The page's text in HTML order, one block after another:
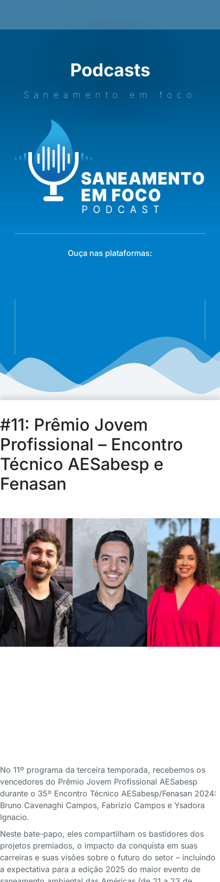
Podcasts
Saneamento em foco
Ouça nas plataformas:
#11: Prêmio Jovem
Profissional – Encontro
Técnico AESabesp e
Fenasan
No 11º programa da terceira temporada, recebemos os
vencedores do Prêmio Jovem Profissional AESabesp
durante o 35º Encontro Técnico AESabesp/Fenasan 2024:
Bruno Cavenaghi Campos, Fabrizio Campos e Ysadora
Ignacio.
Neste bate-papo, eles compartilham os bastidores dos
projetos premiados, o impacto da conquista em suas
carreiras e suas visões sobre o futuro do setor – incluindo
a expectativa para a edição 2025 do maior evento de